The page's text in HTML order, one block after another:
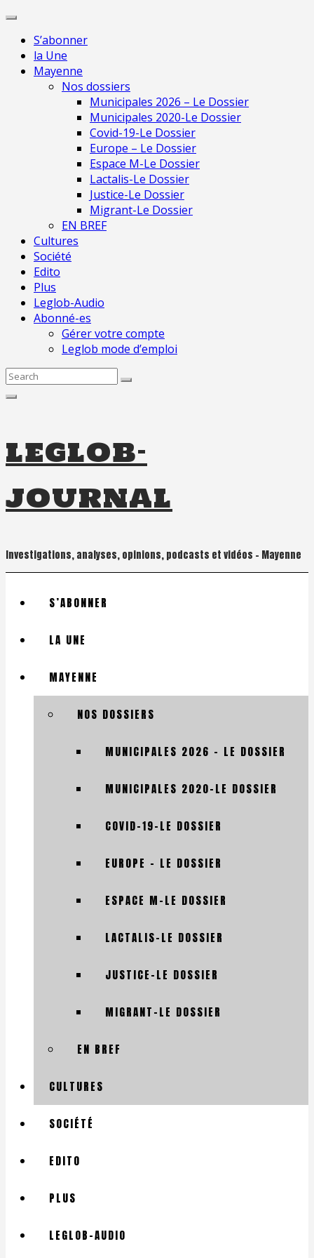
Skip
contentS’abonner
la Une
Mayenne
Nos dossiers
Municipales 2026 – Le Dossier
Municipales 2020-Le Dossier
Covid-19-Le Dossier
Europe – Le Dossier
Espace M-Le Dossier
Lactalis-Le Dossier
Justice-Le Dossier
Migrant-Le Dossier
EN BREF
Cultures
Société
Edito
Plus
Leglob-Audio
Abonné-es
Gérer votre compte
Leglob mode d’emploi
Search
leglob-
journal
Investigations, analyses, opinions, podcasts et vidéos – Mayenne
S’ABONNER
LA UNE
MAYENNE
NOS DOSSIERS
MUNICIPALES 2026 – LE DOSSIER
MUNICIPALES 2020-LE DOSSIER
COVID-19-LE DOSSIER
EUROPE – LE DOSSIER
ESPACE M-LE DOSSIER
LACTALIS-LE DOSSIER
JUSTICE-LE DOSSIER
MIGRANT-LE DOSSIER
EN BREF
CULTURES
SOCIÉTÉ
EDITO
PLUS
LEGLOB-AUDIO
indépendante en
Mayenne